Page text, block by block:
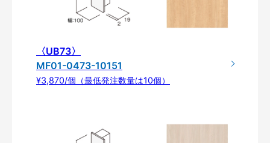
〈UB73〉
MF01-0473-10151
¥3,870/個（最低発注数量は10個）